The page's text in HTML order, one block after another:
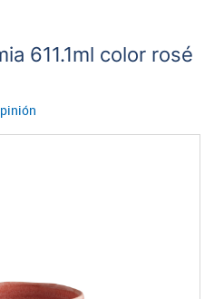
611.1ml color rosé